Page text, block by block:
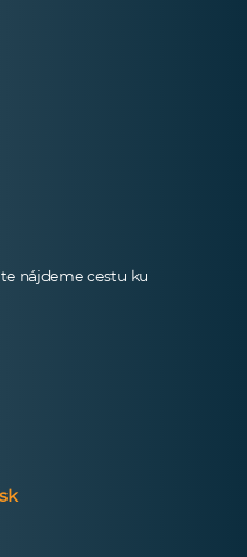
nájdeme cestu ku